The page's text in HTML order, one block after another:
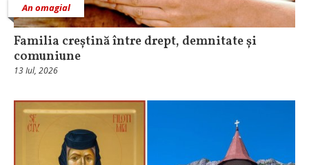
An omagial
Familia creștină între drept, demnitate și
comuniune
13 Iul, 2026